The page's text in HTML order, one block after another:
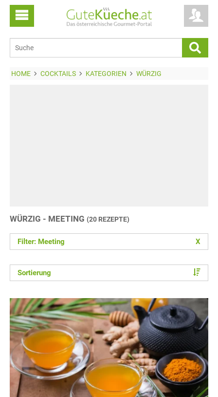
HOME COCKTAILS KATEGORIEN WÜRZIG
WÜRZIG - MEETING (20 REZEPTE)
Filter: Meeting X
Sortierung